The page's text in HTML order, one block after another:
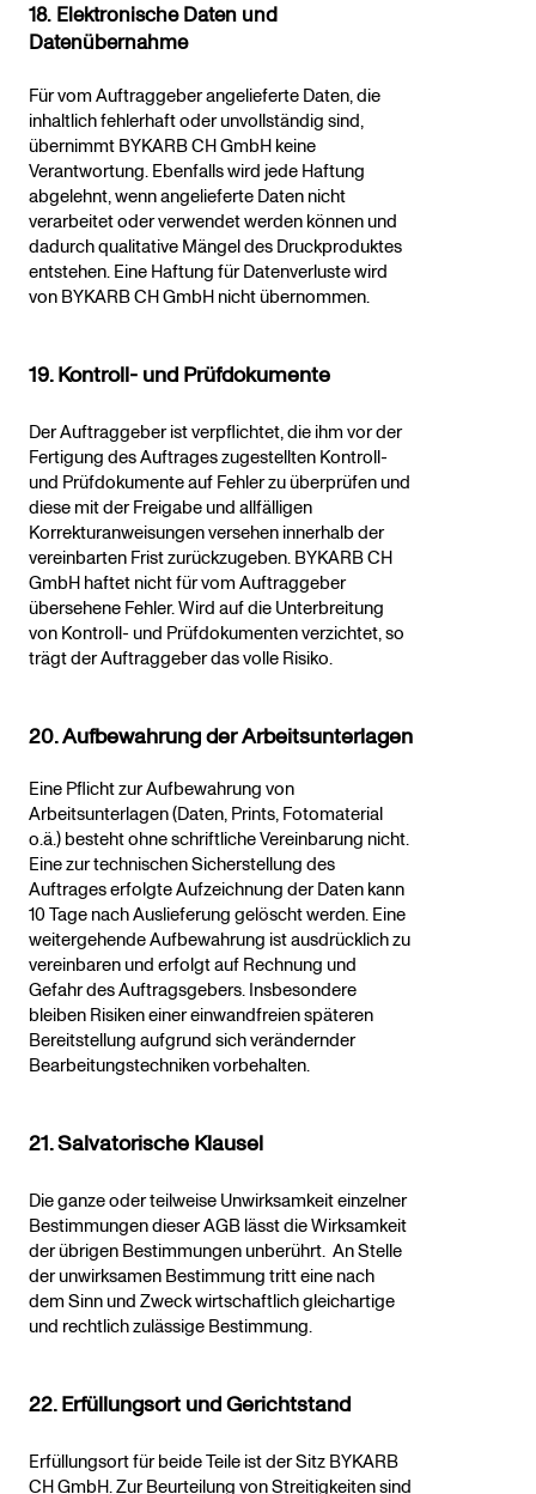
18. Elektronische Daten und
Datenübernahme
Für vom Auftraggeber angelieferte Daten, die
inhaltlich fehlerhaft oder unvollständig sind,
übernimmt BYKARB CH GmbH keine
Verantwortung. Ebenfalls wird jede Haftung
abgelehnt, wenn angelieferte Daten nicht
verarbeitet oder verwendet werden können und
dadurch qualitative Mängel des Druckproduktes
entstehen. Eine Haftung für Datenverluste wird
von BYKARB CH GmbH nicht übernommen.
19. Kontroll- und Prüfdokumente
Der Auftraggeber ist verpflichtet, die ihm vor der
Fertigung des Auftrages zugestellten Kontroll-
und Prüfdokumente auf Fehler zu überprüfen und
diese mit der Freigabe und allfälligen
Korrekturanweisungen versehen innerhalb der
vereinbarten Frist zurückzugeben. BYKARB CH
GmbH haftet nicht für vom Auftraggeber
übersehene Fehler. Wird auf die Unterbreitung
von Kontroll- und Prüfdokumenten verzichtet, so
trägt der Auftraggeber das volle Risiko.
20. Aufbewahrung der Arbeitsunterlagen
Eine Pflicht zur Aufbewahrung von
Arbeitsunterlagen (Daten, Prints, Fotomaterial
o.ä.) besteht ohne schriftliche Vereinbarung nicht.
Eine zur technischen Sicherstellung des
Auftrages erfolgte Aufzeichnung der Daten kann
10 Tage nach Auslieferung gelöscht werden. Eine
weitergehende Aufbewahrung ist ausdrücklich zu
vereinbaren und erfolgt auf Rechnung und
Gefahr des Auftragsgebers. Insbesondere
bleiben Risiken einer einwandfreien späteren
Bereitstellung aufgrund sich verändernder
Bearbeitungstechniken vorbehalten.
21. Salvatorische Klausel
Die ganze oder teilweise Unwirksamkeit einzelner
Bestimmungen dieser AGB lässt die Wirksamkeit
der übrigen Bestimmungen unberührt. An Stelle
der unwirksamen Bestimmung tritt eine nach
dem Sinn und Zweck wirtschaftlich gleichartige
und rechtlich zulässige Bestimmung.
22. Erfüllungsort und Gerichtstand
Erfüllungsort für beide Teile ist der Sitz BYKARB
CH GmbH. Zur Beurteilung von Streitigkeiten sind